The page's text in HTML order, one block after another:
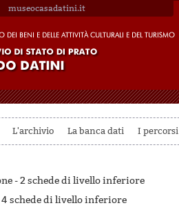
museocasadatini.it
L'archivio La banca dati I percorsi
-2 schede di livello inferiore
4 schede di livello inferiore